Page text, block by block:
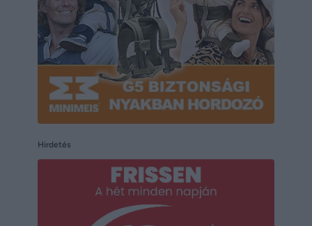
Hirdetés